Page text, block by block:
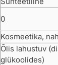
0
Kosmeetika,
Õlis lahustuv
glükoolides)